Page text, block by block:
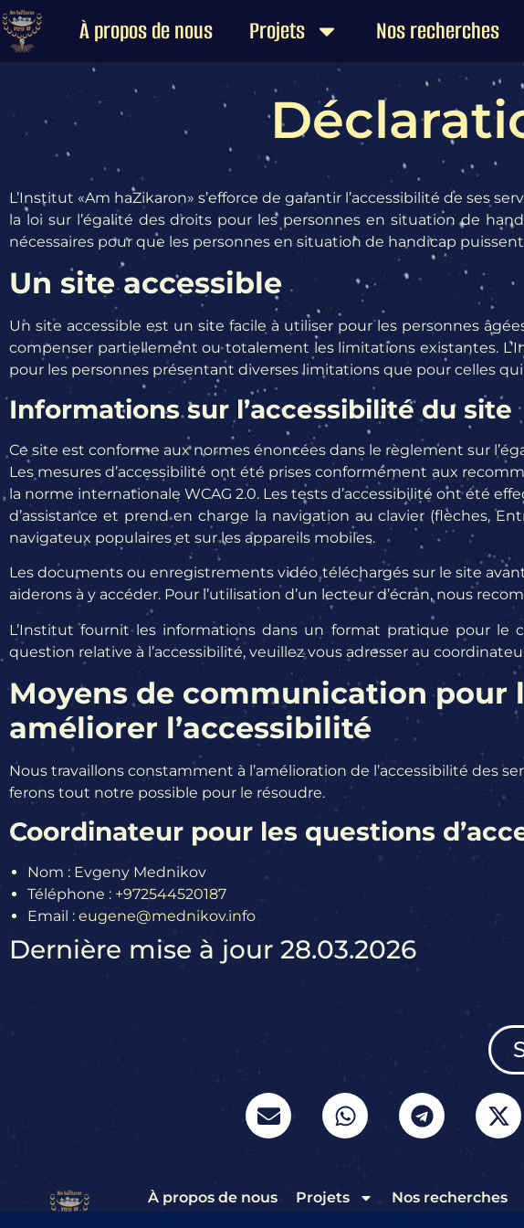
À propos de nous Projets Nos recherches
L’Institut «Am haZikaron» s’efforce de garantir l’accessibilité de ses
la loi sur l’égalité des droits pour les personnes en situation de
nécessaires pour que les personnes en situation de handicap
Un site accessible
Un site accessible est un site facile à utiliser pour les personnes
compenser partiellement ou totalement les limitations existantes.
pour les personnes présentant diverses limitations que pour celles
Informations sur l’accessibilité du site
Ce site est conforme aux normes énoncées dans le règlement sur
Les mesures d’accessibilité ont été prises conformément aux
la norme internationale WCAG 2.0. Les tests d’accessibilité ont été
d’assistance et prend en charge la navigation au clavier (flèches,
navigateux populaires et sur les appareils mobiles.
Les documents ou enregistrements vidéo téléchargés sur le site
aiderons à y accéder. Pour l’utilisation d’un lecteur d’écran, nous
L’Institut fournit les informations dans un format pratique pour
question relative à l’accessibilité, veuillez vous adresser au
Moyens de communication pour
améliorer l’accessibilité
Nous travaillons constamment à l’amélioration de l’accessibilité des
ferons tout notre possible pour le résoudre.
Coordinateur pour les questions
Nom : Evgeny Mednikov
Téléphone : +972544520187
Email : eugene@mednikov.info
Dernière mise à jour 28.03.2026
À propos de nous Projets Nos recherches